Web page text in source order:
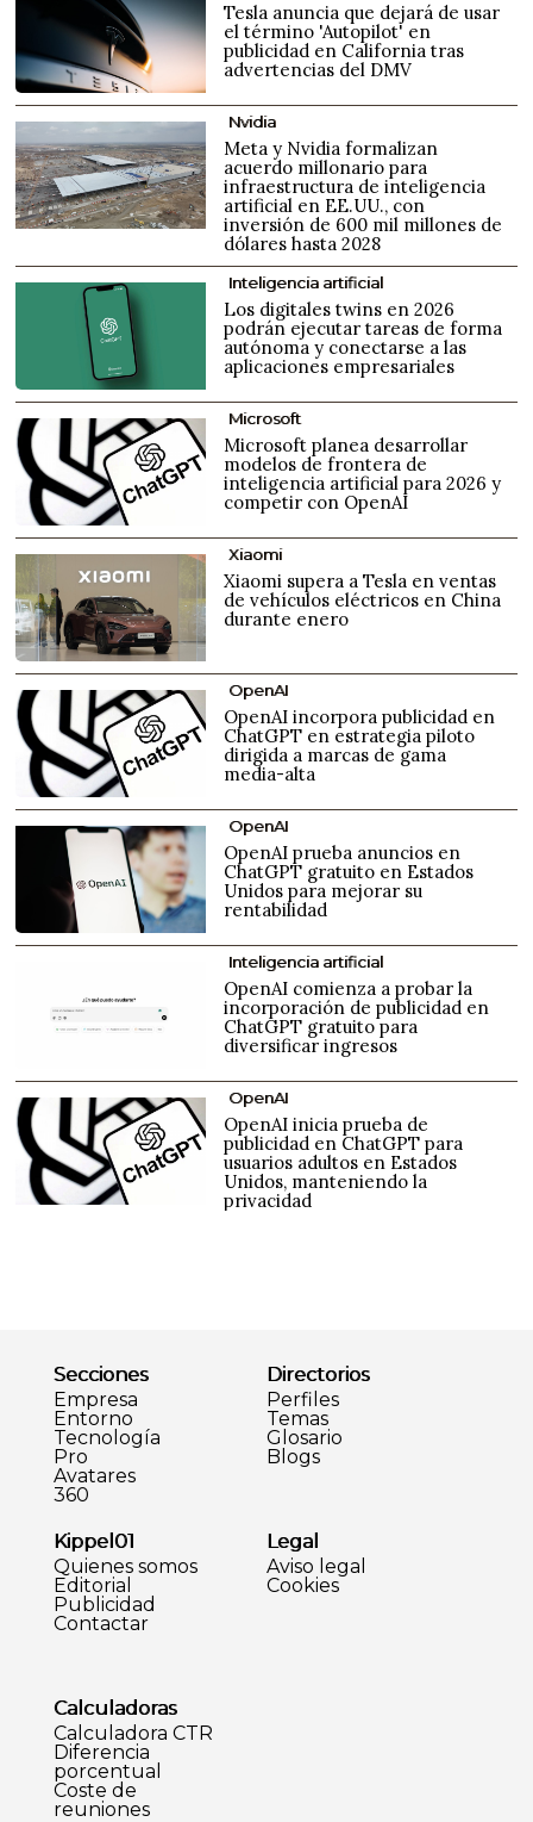
Tesla anuncia que dejará de usar
el término 'Autopilot' en
publicidad en California tras
advertencias del DMV
Nvidia
Meta y Nvidia formalizan
acuerdo millonario para
infraestructura de inteligencia
artificial en EE.UU., con
inversión de 600 mil millones de
dólares hasta 2028
Inteligencia artificial
Los digitales twins en 2026
podrán ejecutar tareas de forma
autónoma y conectarse a las
aplicaciones empresariales
Microsoft
Microsoft planea desarrollar
modelos de frontera de
inteligencia artificial para 2026 y
competir con OpenAI
Xiaomi
Xiaomi supera a Tesla en ventas
de vehículos eléctricos en China
durante enero
OpenAI
OpenAI incorpora publicidad en
ChatGPT en estrategia piloto
dirigida a marcas de gama
media-alta
OpenAI
OpenAI prueba anuncios en
ChatGPT gratuito en Estados
Unidos para mejorar su
rentabilidad
Inteligencia artificial
OpenAI comienza a probar la
incorporación de publicidad en
ChatGPT gratuito para
diversificar ingresos
OpenAI
OpenAI inicia prueba de
publicidad en ChatGPT para
usuarios adultos en Estados
Unidos, manteniendo la
privacidad
Secciones
Empresa
Entorno
Tecnología
Pro
Avatares
360
Directorios
Perfiles
Temas
Glosario
Blogs
Kippel01
Quienes somos
Editorial
Publicidad
Contactar
Legal
Aviso legal
Cookies
Calculadoras
Calculadora CTR
Diferencia
porcentual
Coste de
reuniones